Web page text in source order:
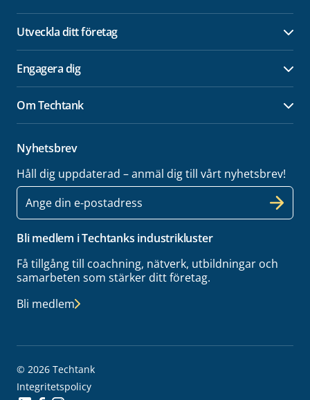
Utveckla ditt företag
Engagera dig
Om Techtank
Nyhetsbrev
Håll dig uppdaterad – anmäl dig till vårt nyhetsbrev!
E-
post
Bli medlem i Techtanks industrikluster
Få tillgång till coachning, nätverk, utbildningar och
samarbeten som stärker ditt företag.
Bli medlem
© 2026 Techtank
Integritetspolicy